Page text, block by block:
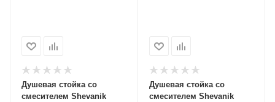
Душевая стойка со
смесителем Shevanik
Душевая стойка со
смесителем Shevanik